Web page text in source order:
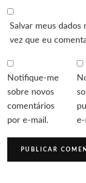
Salvar meus dados
vez que eu
Notifique-me
sobre novos
comentários
por e-mail.
e-